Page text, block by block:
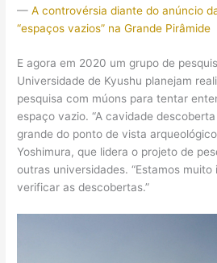
—A controvérsia diante do anúncio
“espaços vazios” na Grande Pirâmide
E agora em 2020 um grupo de
Universidade de Kyushu planejam
pesquisa com múons para tentar
espaço vazio. “A cavidade
grande do ponto de vista
Yoshimura, que lidera o projeto de
outras universidades. “Estamos muito
verificar as descobertas.”